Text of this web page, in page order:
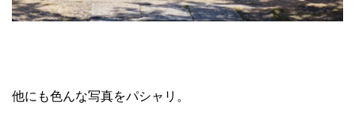
他にも色んな写真をパシャリ。